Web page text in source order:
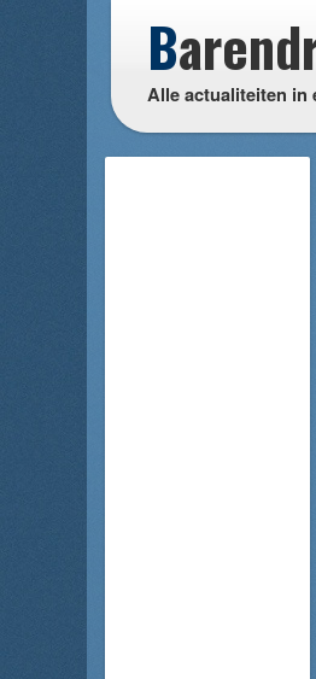
B
Alle actualiteiten in